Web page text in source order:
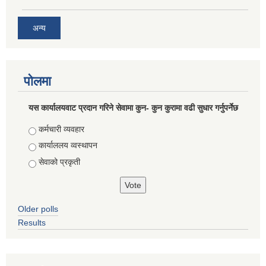
अन्य
पोलमा
यस कार्यालयवाट प्रदान गरिने सेवामा कुन- कुन कुरामा वढी सुधार गर्नुपर्नेछ
Choices
कर्मचारी व्यवहार
कार्याललय व्वस्थापन
सेवाको प्रकृती
Older polls
Results